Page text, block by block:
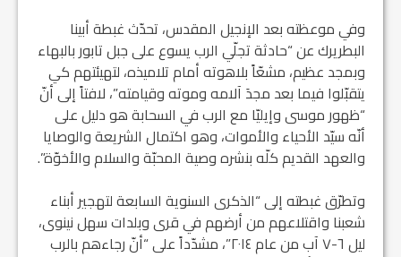
وفي موعظته بعد الإنجيل المقدس، تحدّث غبطة أبينا
البطريرك عن “حادثة تجلّي الرب يسوع على جبل تابور بالبهاء
وبمجد عظيم، مشعّاً بلاهوته أمام تلاميذه، لتهيئتهم كي
يتقبّلوا فيما بعد مجدَ آلامه وموته وقيامته”، لافتاً إلى أنّ
“ظهور موسى وإيليّا مع الرب في السحابة هو دليل على
أنّه سيّد الأحياء والأموات، وهو اكتمال الشريعة والوصايا
والعهد القديم كلّه بنشره وصية المحبّة والسلام والأخوّة”.
وتطرّق غبطته إلى “الذكرى السنوية السابعة لتهجير أبناء
شعبنا واقتلاعهم من أرضهم في قرى وبلدات سهل نينوى،
ليل ٦-٧ آب من عام ٢٠١٤”، مشدّداً على “أنّ رجاءهم بالرب